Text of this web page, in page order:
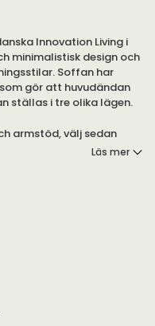
Innovation Living i
minimalistisk design och
Soffan har
gör att huvudändan
ställas i tre olika lägen.
armstöd, välj sedan
klädsel samt
täckt med ett
under
kommer
ingår alltid.
Läs mer